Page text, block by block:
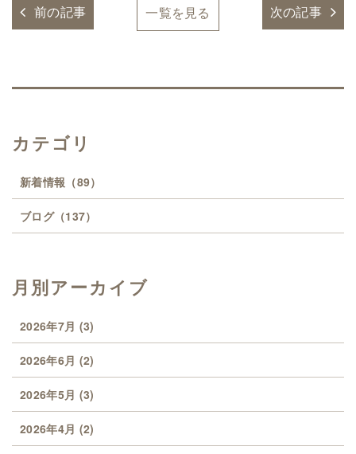
前の記事 一覧を見る 次の記事
カテゴリ
新着情報 （89）
ブログ（137）
月別アーカイブ
2026年7月 (3)
2026年6月 (2)
2026年5月 (3)
2026年4月 (2)